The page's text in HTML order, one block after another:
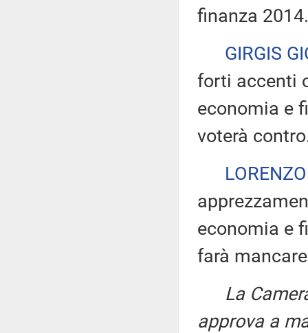
finanza 2014.
GIRGIS
forti accenti
economia e
voterà
economia e
farà
La
approva a